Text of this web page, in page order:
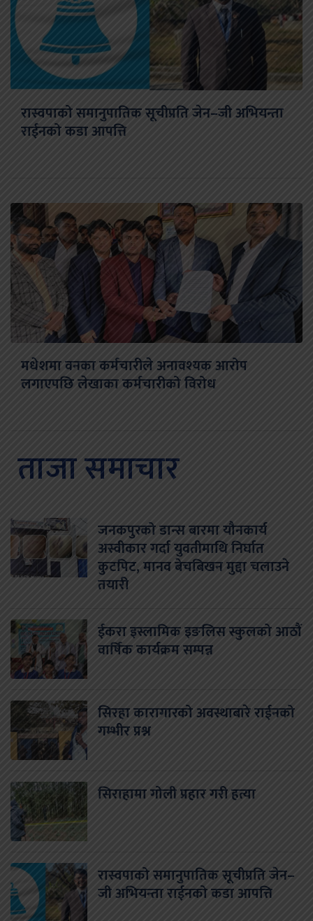
रास्वपाको समानुपातिक सूचीप्रति जेन–जी अभियन्ता
राईनको कडा आपत्ति
मधेशमा वनका कर्मचारीले अनावश्यक आरोप
लगाएपछि लेखाका कर्मचारीको विरोध
ताजा समाचार
जनकपुरको डान्स बारमा यौनकार्य
अस्वीकार गर्दा युवतीमाथि निर्घात
कुटपिट, मानव बेचबिखन मुद्दा चलाउने
तयारी
ईकरा इस्लामिक इङलिस स्कुलको आठौं
वार्षिक कार्यक्रम सम्पन्न
सिरहा कारागारको अवस्थाबारे राईनको
गम्भीर प्रश्न
सिराहामा गोली प्रहार गरी हत्या
रास्वपाको समानुपातिक सूचीप्रति जेन–
जी अभियन्ता राईनको कडा आपत्ति